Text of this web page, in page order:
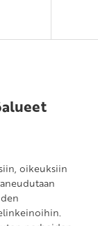
oikeuksiin